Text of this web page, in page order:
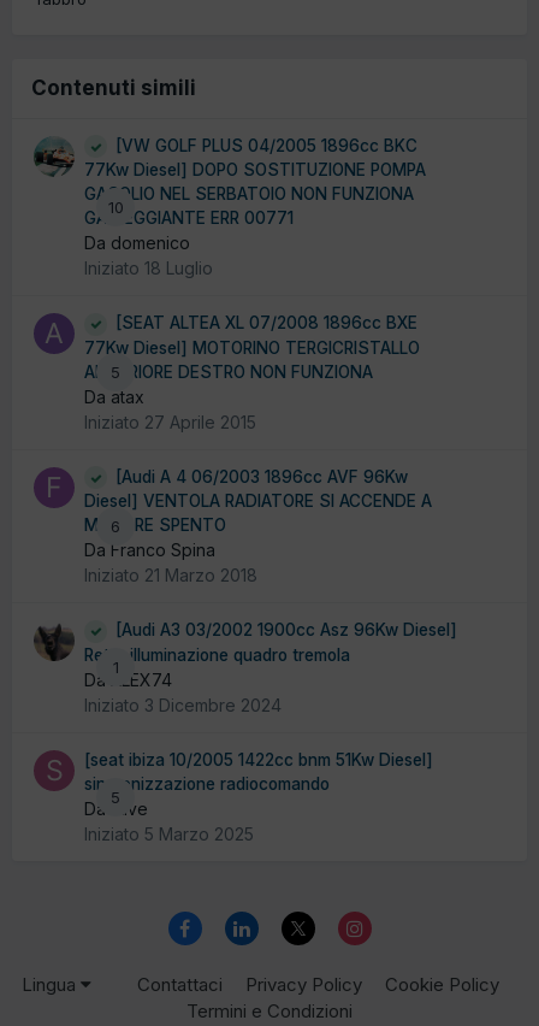
Contenuti simili
10
[VW GOLF PLUS 04/2005 1896cc BKC
77Kw Diesel] DOPO SOSTITUZIONE POMPA
GASOLIO NEL SERBATOIO NON FUNZIONA
GALLEGGIANTE ERR 00771
Da domenico
Iniziato 18 Luglio
5
[SEAT ALTEA XL 07/2008 1896cc BXE
77Kw Diesel] MOTORINO TERGICRISTALLO
ANTERIORE DESTRO NON FUNZIONA
Da atax
Iniziato 27 Aprile 2015
6
[Audi A 4 06/2003 1896cc AVF 96Kw
Diesel] VENTOLA RADIATORE SI ACCENDE A
MOTORE SPENTO
Da Franco Spina
Iniziato 21 Marzo 2018
1
[Audi A3 03/2002 1900cc Asz 96Kw Diesel]
Retro illuminazione quadro tremola
Da ALEX74
Iniziato 3 Dicembre 2024
5
[seat ibiza 10/2005 1422cc bnm 51Kw Diesel]
sincronizzazione radiocomando
Da stive
Iniziato 5 Marzo 2025
Lingua Contattaci Privacy Policy
Cookie Policy
Termini e Condizioni